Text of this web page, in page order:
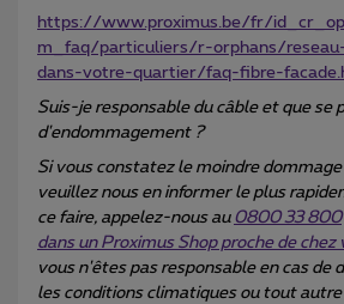
https://www.proximus.be/fr/
m_faq/particuliers/r-orphans/
dans-votre-quartier/faq-fibre-
Suis-je responsable du câble et que se
d'endommagement ?
Si vous constatez le moindre
veuillez nous en informer le plus
ce faire, appelez-nous au 0800 33 800
dans un Proximus Shop proche de chez
vous n'êtes pas responsable en cas de
les conditions climatiques ou tout